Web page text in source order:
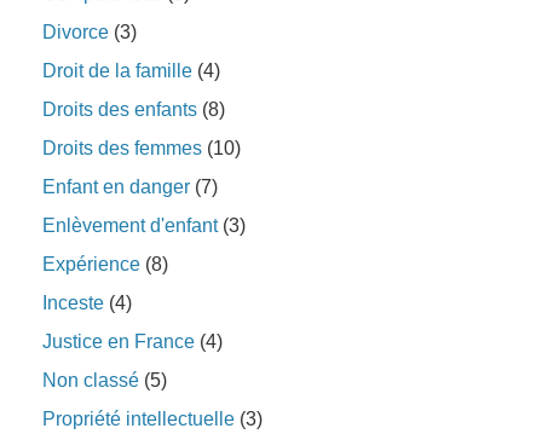
Divorce (3)
Droit de la famille (4)
Droits des enfants (8)
Droits des femmes (10)
Enfant en danger (7)
Enlèvement d'enfant(3)
Expérience (8)
Inceste (4)
Justice en France (4)
Non classé (5)
Propriété intellectuelle (3)